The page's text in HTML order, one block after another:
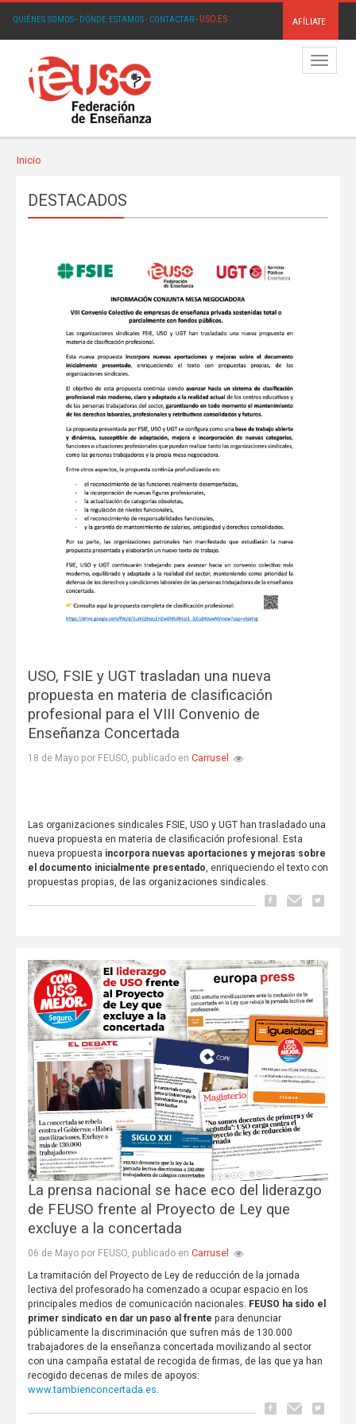
QUIÉNES SOMOS· DÓNDE ESTAMOS· CONTACTAR· USO.ES AFÍLIATE
Menú
Inicio
DESTACADOS
USO, FSIE y UGT trasladan una nueva
propuesta en materia de clasificación
profesional para el VIII Convenio de
Enseñanza Concertada
18 de Mayo por FEUSO, publicado en Carrusel
Las organizaciones sindicales FSIE, USO y UGT han trasladado una
nueva propuesta en materia de clasificación profesional. Esta
nueva propuesta incorpora nuevas aportaciones y mejoras sobre
el documento inicialmente presentado, enriqueciendo el texto con
propuestas propias, de las organizaciones sindicales.
La prensa nacional se hace eco del liderazgo
de FEUSO frente al Proyecto de Ley que
excluye a la concertada
06 de Mayo por FEUSO, publicado en Carrusel
La tramitación del Proyecto de Ley de reducción de la jornada
lectiva del profesorado ha comenzado a ocupar espacio en los
principales medios de comunicación nacionales. FEUSO ha sido el
primer sindicato en dar un paso al frente para denunciar
públicamente la discriminación que sufren más de 130.000
trabajadores de la enseñanza concertada movilizando al sector
con una campaña estatal de recogida de firmas, de las que ya han
recogido decenas de miles de apoyos:
www.tambienconcertada.es.